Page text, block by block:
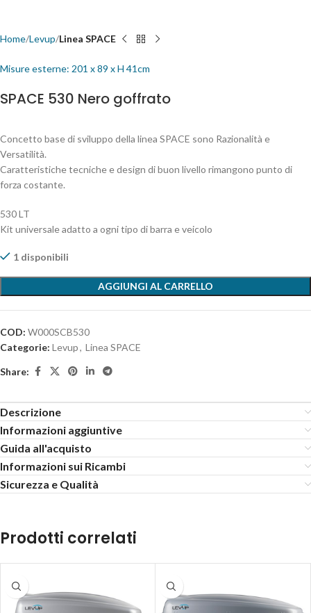
Home Levup Linea SPACE
Misure esterne: 201 x 89 x H 41cm
SPACE 530 Nero goffrato
Concetto base di sviluppo della linea SPACE sono Razionalità e
Versatilità.
Caratteristiche tecniche e design di buon livello rimangono punto di
forza costante.
530 LT
Kit universale adatto a ogni tipo di barra e veicolo
1 disponibili
AGGIUNGI AL CARRELLO
COD: W000SCB530
Categorie: Levup, Linea SPACE
Share:
Descrizione
Informazioni aggiuntive
Guida all'acquisto
Informazioni sui Ricambi
Sicurezza e Qualità
Prodotti correlati